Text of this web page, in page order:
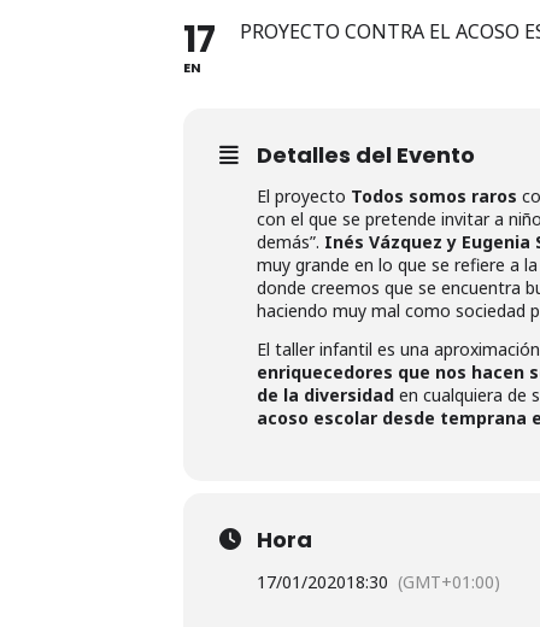
17
EN
PROYECTO CONTRA EL ACOSO
Detalles del Evento
El proyecto Todos somos raros
con el que se pretende invitar a
demás”. Inés Vázquez y Eugenia
muy grande en lo que se refiere a
donde creemos que se encuentra
haciendo muy mal como sociedad
El taller infantil es una
enriquecedores que nos hacen
de la diversidad en cualquiera de
acoso escolar desde temprana
Hora
17/01/202018:30 (GMT+01:00)